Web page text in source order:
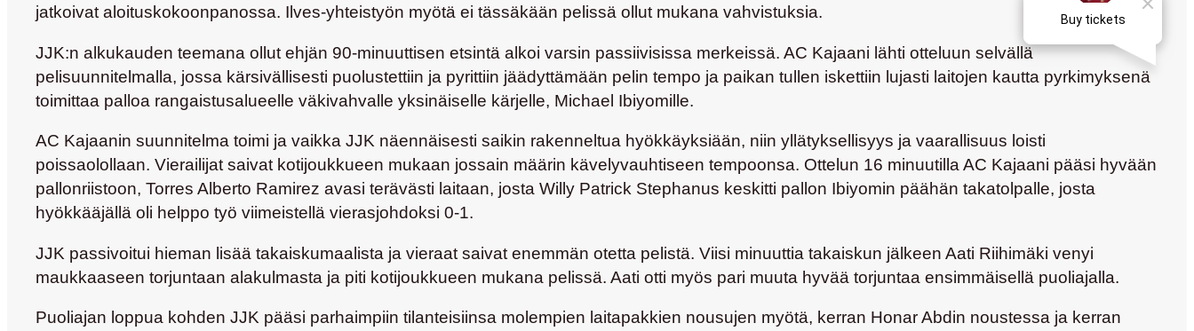
jatkoivat aloituskokoonpanossa. Ilves-yhteistyön myötä ei tässäkään pelissä ollut mukana vahvistuksia.
JJK:n alkukauden teemana ollut ehjän 90-minuuttisen etsintä alkoi varsin passiivisissa merkeissä. AC Kajaani lähti otteluun selvällä
pelisuunnitelmalla, jossa kärsivällisesti puolustettiin ja pyrittiin jäädyttämään pelin tempo ja paikan tullen iskettiin lujasti laitojen kautta pyrkimyksenä
toimittaa palloa rangaistusalueelle väkivahvalle yksinäiselle kärjelle, Michael Ibiyomille.
AC Kajaanin suunnitelma toimi ja vaikka JJK näennäisesti saikin rakenneltua hyökkäyksiään, niin yllätyksellisyys ja vaarallisuus loisti
poissaolollaan. Vierailijat saivat kotijoukkueen mukaan jossain määrin kävelyvauhtiseen tempoonsa. Ottelun 16 minuutilla AC Kajaani pääsi hyvään
pallonriistoon, Torres Alberto Ramirez avasi terävästi laitaan, josta Willy Patrick Stephanus keskitti pallon Ibiyomin päähän takatolpalle, josta
hyökkääjällä oli helppo työ viimeistellä vierasjohdoksi 0-1.
JJK passivoitui hieman lisää takaiskumaalista ja vieraat saivat enemmän otetta pelistä. Viisi minuuttia takaiskun jälkeen Aati Riihimäki venyi
maukkaaseen torjuntaan alakulmasta ja piti kotijoukkueen mukana pelissä. Aati otti myös pari muuta hyvää torjuntaa ensimmäisellä puoliajalla.
Puoliajan loppua kohden JJK pääsi parhaimpiin tilanteisiinsa molempien laitapakkien nousujen myötä, kerran Honar Abdin noustessa ja kerran